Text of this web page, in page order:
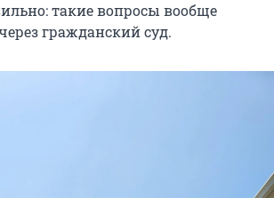
такие вопросы вообще
гражданский суд.